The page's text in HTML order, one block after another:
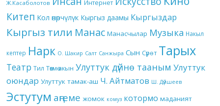
Ж.Касаболотов Интернет
Китеп Кол өнөрчүлүк Кыргыз даамы Кыргыздар
Кыргыз тили Манас Манасчылар Музыка Накыл
кептер Нарк О. Шакир Салт Санжыра Сын Сүрөт Тарых
Театр Тил Төкмө акын Улуттук дүйнө тааным Улуттук
оюндар Улуттук тамак-аш Ч. Айтматов Ш. Дүйшеев
Эстутум аңгеме жомок комуз котормо маданият